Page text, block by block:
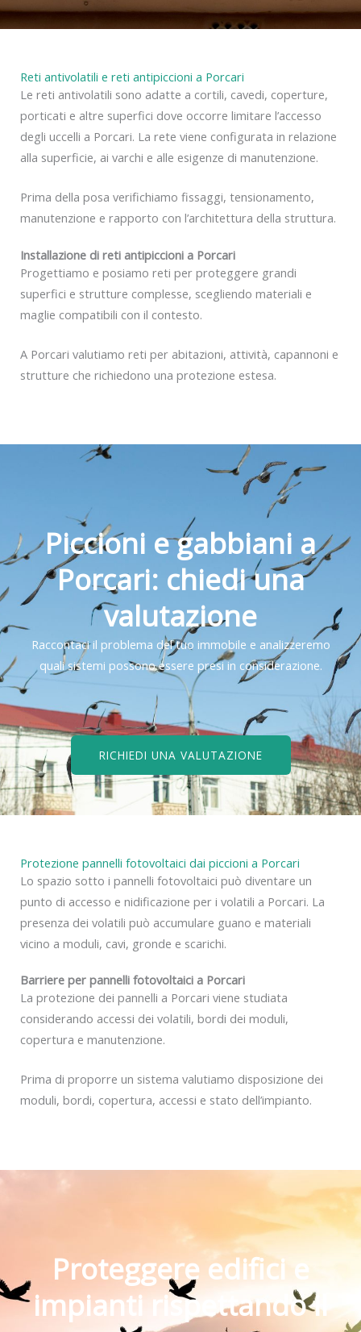
Reti antivolatili e reti antipiccioni a Porcari
Le reti antivolatili sono adatte a cortili, cavedi, coperture,
porticati e altre superfici dove occorre limitare l’accesso
degli uccelli a Porcari. La rete viene configurata in relazione
alla superficie, ai varchi e alle esigenze di manutenzione.
Prima della posa verifichiamo fissaggi, tensionamento,
manutenzione e rapporto con l’architettura della struttura.
Installazione di reti antipiccioni a Porcari
Progettiamo e posiamo reti per proteggere grandi
superfici e strutture complesse, scegliendo materiali e
maglie compatibili con il contesto.
A Porcari valutiamo reti per abitazioni, attività, capannoni e
strutture che richiedono una protezione estesa.
Piccioni e gabbiani a
Porcari: chiedi una
valutazione
Raccontaci il problema del tuo immobile e analizzeremo
quali sistemi possono essere presi in considerazione.
RICHIEDI UNA VALUTAZIONE
Protezione pannelli fotovoltaici dai piccioni a Porcari
Lo spazio sotto i pannelli fotovoltaici può diventare un
punto di accesso e nidificazione per i volatili a Porcari. La
presenza dei volatili può accumulare guano e materiali
vicino a moduli, cavi, gronde e scarichi.
Barriere per pannelli fotovoltaici a Porcari
La protezione dei pannelli a Porcari viene studiata
considerando accessi dei volatili, bordi dei moduli,
copertura e manutenzione.
Prima di proporre un sistema valutiamo disposizione dei
moduli, bordi, copertura, accessi e stato dell’impianto.
Proteggere edifici e
impianti rispettando il